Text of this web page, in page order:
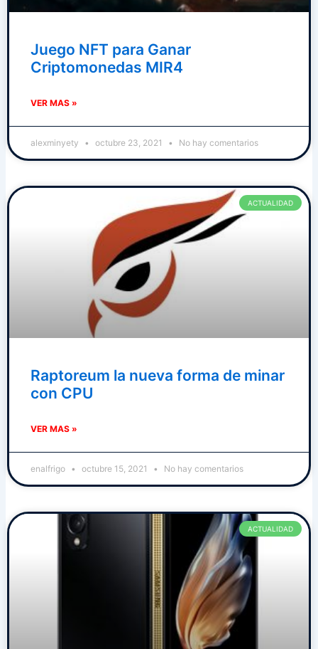
Juego NFT para Ganar
Criptomonedas MIR4
VER MAS »
alexminyety octubre 23, 2021 No hay comentarios
ACTUALIDAD
Raptoreum la nueva forma de minar
con CPU
VER MAS »
enalfrigo octubre 15, 2021 No hay comentarios
ACTUALIDAD